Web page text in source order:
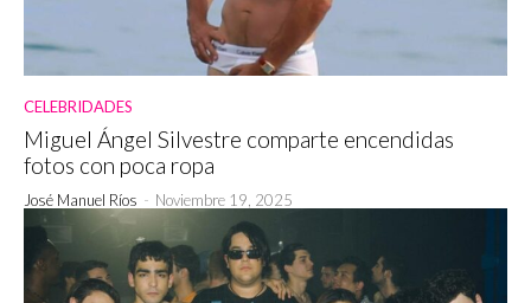
CELEBRIDADES
Miguel Ángel Silvestre comparte encendidas
fotos con poca ropa
José Manuel Ríos - Noviembre 19, 2025